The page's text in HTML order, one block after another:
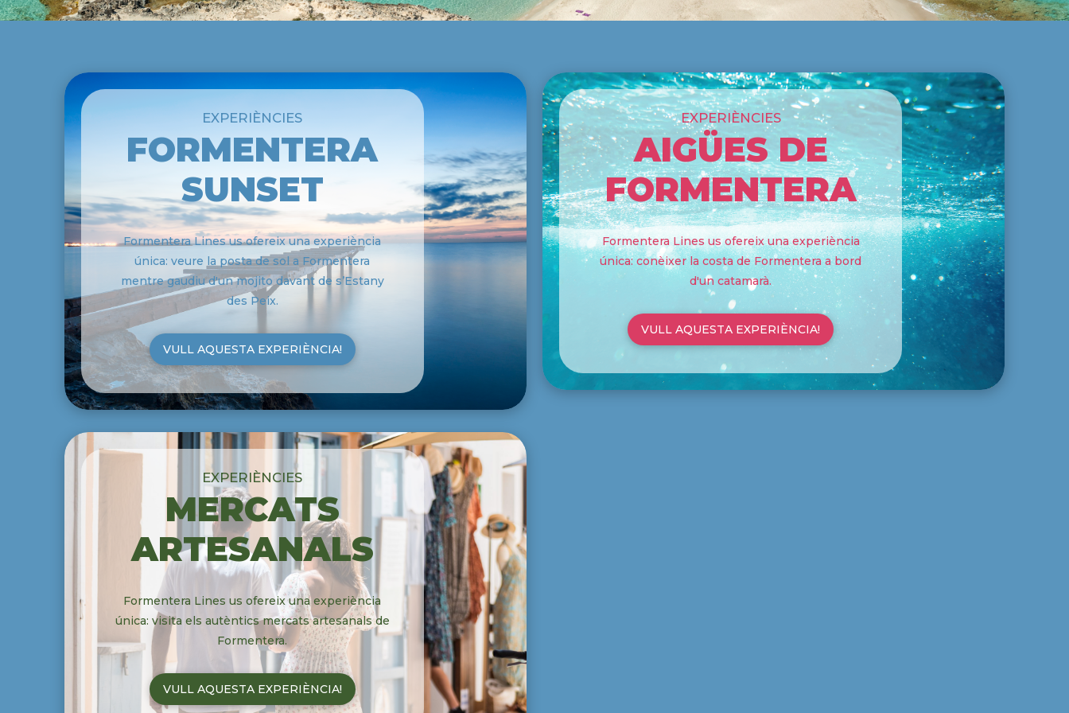
EXPERIÈNCIES
FORMENTERA
SUNSET
Formentera Lines us ofereix una experiència
única: veure la posta de sol a Formentera
mentre gaudiu d'un mojito davant de s’Estany
des Peix.
VULL AQUESTA EXPERIÈNCIA!
EXPERIÈNCIES
AIGÜES DE
FORMENTERA
Formentera Lines us ofereix una experiència
única: conèixer la costa de Formentera a bord
d'un catamarà.
VULL AQUESTA EXPERIÈNCIA!
EXPERIÈNCIES
MERCATS
ARTESANALS
Formentera Lines us ofereix una experiència
única: visita els autèntics mercats artesanals de
Formentera.
VULL AQUESTA EXPERIÈNCIA!